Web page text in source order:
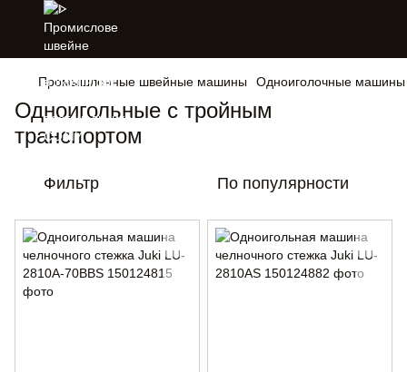
Промышленные швейные машины Одноиголочные машины
Одноигольные с тройным
транспортом
Фильтр По популярности